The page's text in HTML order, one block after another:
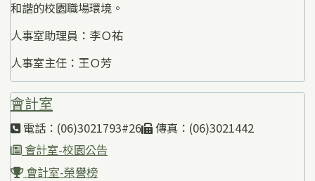
和諧的校園職場環境。
人事室助理員：李Ｏ祐
人事室主任：王Ｏ芳
會計室
電話：(06)3021793#26
傳真：(06)3021442
會計室-校園公告
會計室-榮譽榜